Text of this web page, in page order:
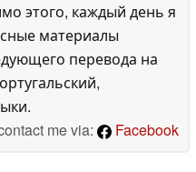
этого, каждый день я
материалы
перевода на
me via:
Facebook